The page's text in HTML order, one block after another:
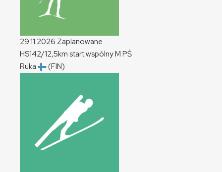
29.11.2026 Zaplanowane
HS142/12,5km start wspólnyM PŚ
Ruka
(FIN)